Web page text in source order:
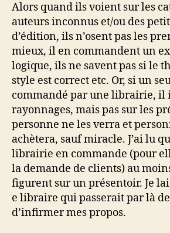
Alors quand ils voient sur les
auteurs inconnus et/ou des
d’édition, ils n’osent pas les
mieux, il en commandent un
logique, ils ne savent pas si le
style est correct etc. Or, si un
commandé par une librairie, il
rayonnages, mais pas sur les
personne ne les verra et
achètera, sauf miracle. J’ai lu
librairie en commande (pour
la demande de clients) au
figurent sur un présentoir. Je
e libraire qui passerait par là
d’infirmer mes propos.